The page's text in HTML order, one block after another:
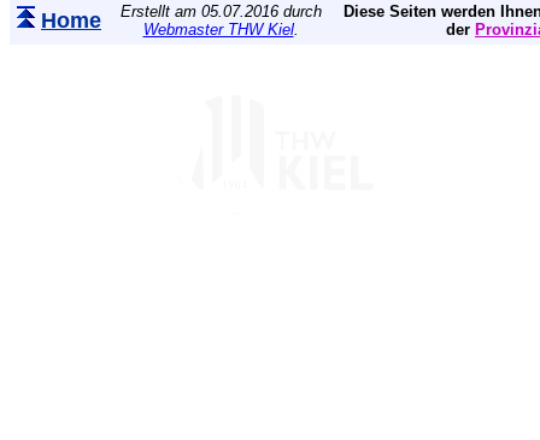
Home
Erstellt am 05.07.2016 durch
Webmaster THW Kiel.
Diese Seiten werden
der